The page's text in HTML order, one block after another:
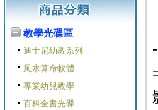
教學光碟區
迪士尼幼教系列
風水算命軟體
專業幼兒教學
百科全書光碟